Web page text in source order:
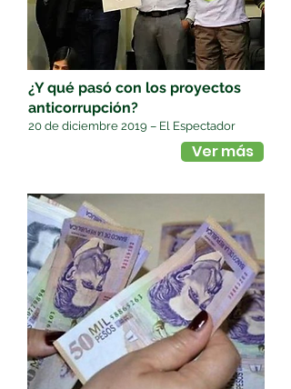
Ver más
¿Y qué pasó con los proyectos
anticorrupción?
20 de diciembre 2019 – El Espectador